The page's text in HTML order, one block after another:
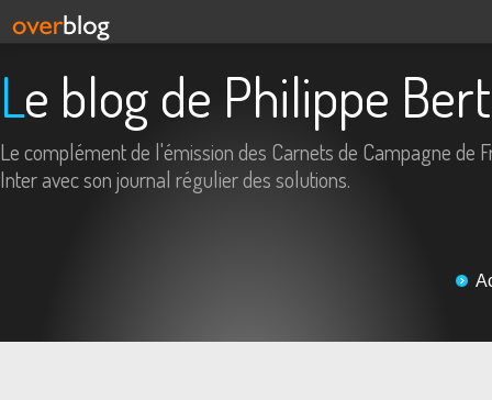
Le blog de Philippe
Le complément de l'émission des Carnets de Campagne de
Inter avec son journal régulier des solutions.